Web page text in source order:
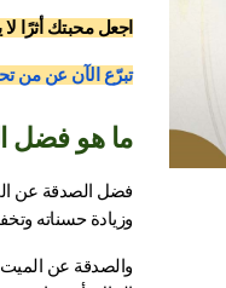
اجعل محبتك أثرًا
تبرّع الآن عن من
ما هو فضل
وزيادة حسناته